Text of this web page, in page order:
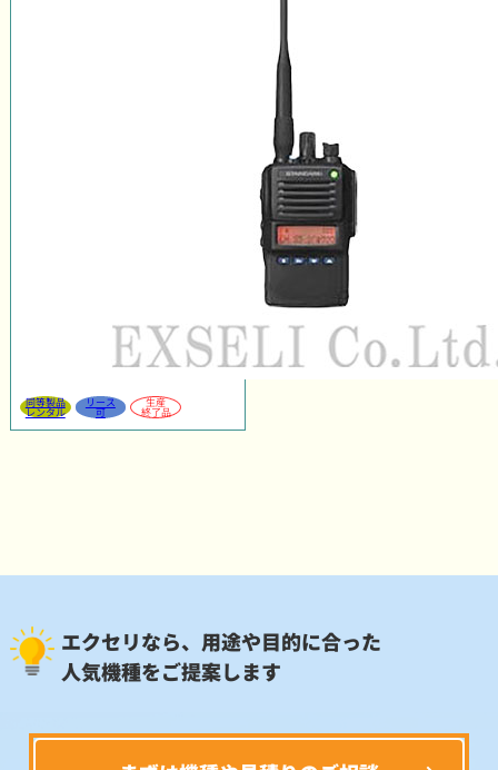
同等製品
レンタル
リース
可
生産
終了品
エクセリなら、用途や目的に合った
人気機種をご提案します